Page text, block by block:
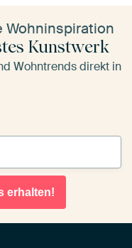
Wohninspiration
Kunstwerk
Wohntrends direkt in
erhalten!